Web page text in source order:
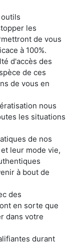
les
de vous
à 100%.
d'accès des
de ces
de vous en
nous
les situations
de nos
leur mode vie,
à bout de
des
en sorte que
dans votre
durant